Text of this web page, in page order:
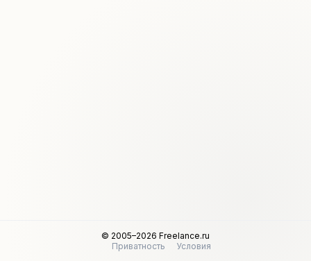
© 2005–2026 Freelance.ru
Приватность
Условия